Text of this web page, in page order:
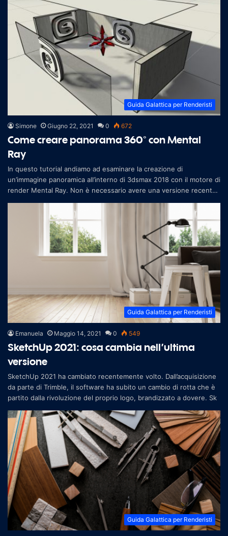
Guida Galattica per Renderisti
Simone Giugno 22, 2021 0 672
Come creare panorama 360° con Mental
Ray
In questo tutorial andiamo ad esaminare la creazione di
un’immagine panoramica all’interno di 3dsmax 2018 con il motore di
render Mental Ray. Non è necessario avere una versione recente
del software,
Guida Galattica per Renderisti
Emanuela Maggio 14, 2021 0 549
SketchUp 2021: cosa cambia nell’ultima
versione
SketchUp 2021 ha cambiato recentemente volto. Dall’acquisizione
da parte di Trimble, il software ha subito un cambio di rotta che è
partito dalla rivoluzione del proprio logo, brandizzato a dovere. Sk
Guida Galattica per Renderisti